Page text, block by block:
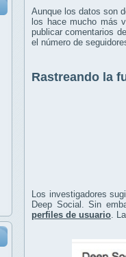
Aunque los datos son
los hace mucho más
publicar comentarios
el número de
Rastreando la
Los investigadores
Deep Social. Sin
perfiles de usuario .